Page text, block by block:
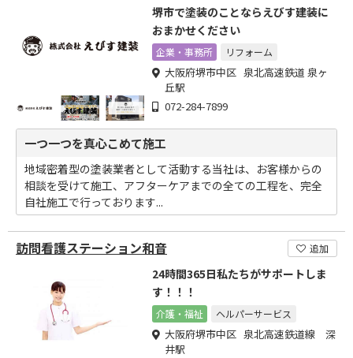
堺市で塗装のことならえびす建装に
おまかせください
企業・事務所 リフォーム
大阪府堺市中区 泉北高速鉄道 泉ヶ
丘駅
072-284-7899
一つ一つを真心こめて施工
地域密着型の塗装業者として活動する当社は、お客様からの
相談を受けて施工、アフターケアまでの全ての工程を、完全
自社施工で行っております...
訪問看護ステーション和音 追加
24時間365日私たちがサポートしま
す！！！
介護・福祉 ヘルパーサービス
大阪府堺市中区 泉北高速鉄道線 深
井駅